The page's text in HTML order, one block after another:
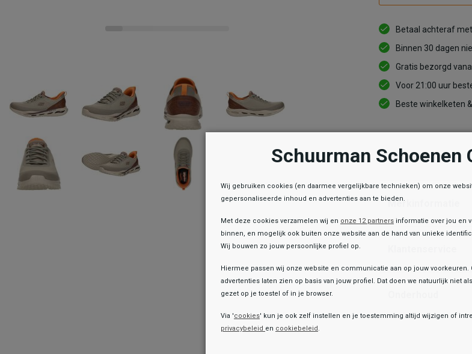
Betaal achteraf
Binnen 30 dagen
Gratis bezorgd
Voor 21:00 uur
Beste winkelketen
Informatie
Merkinformatie
Toegevoegd aan je
Schuurman Schoenen
Wij gebruiken cookies (en daarmee vergelijkbare technieken) om onze
gepersonaliseerde inhoud en advertenties aan te bieden.
Met deze cookies verzamelen wij en onze 12 partners informatie over jou en
binnen, en mogelijk ook buiten onze website aan de hand van unieke
Wij bouwen zo jouw persoonlijke profiel op.
Hiermee passen wij onze website en communicatie aan op jouw voorkeuren.
advertenties laten zien op basis van jouw profiel. Dat doen we natuurlijk niet
gezet op je toestel of in je browser.
Via 'cookies' kun je ook zelf instellen en je toestemming altijd wijzigen of
privacybeleid en cookiebeleid.